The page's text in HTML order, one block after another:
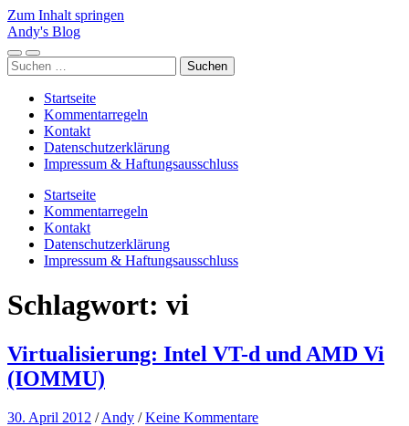
Zum Inhalt springen
Andy's Blog
Mobile-
Menü
Suchfeld
ein-/ausblenden
Suchen
nach:
Startseite
Kommentarregeln
Kontakt
Datenschutzerklärung
Impressum & Haftungsausschluss
Startseite
Kommentarregeln
Kontakt
Datenschutzerklärung
Impressum & Haftungsausschluss
Schlagwort: vi
Virtualisierung: Intel VT-d und AMD Vi
(IOMMU)
30. April 2012 /Andy /Keine Kommentare